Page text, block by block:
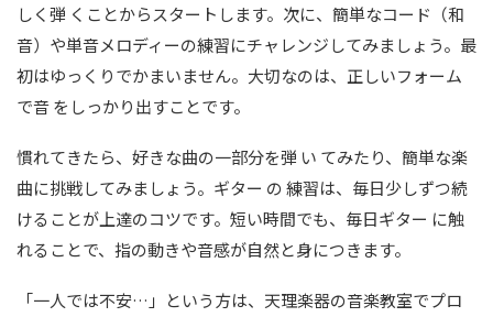
しく弾 くことからスタートします。次に、簡単なコード（和
音）や単音メロディーの練習にチャレンジしてみましょう。最
初はゆっくりでかまいません。大切なのは、正しいフォーム
で音 をしっかり出すことです。
慣れてきたら、好きな曲の一部分を弾 い てみたり、簡単な楽
曲に挑戦してみましょう。ギター の 練習は、毎日少しずつ続
けることが上達のコツです。短い時間でも、毎日ギター に触
れることで、指の動きや音感が自然と身につきます。
「一人では不安…」という方は、天理楽器の音楽教室でプロ